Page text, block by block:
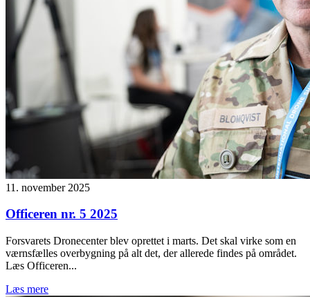
11. november 2025
Officeren nr. 5 2025
Forsvarets Dronecenter blev oprettet i marts. Det skal virke som en
værnsfælles overbygning på alt det, der allerede findes på området.
Læs Officeren...
Læs mere